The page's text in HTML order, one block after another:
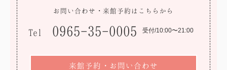
お問い合わせ・来館予約はこちらから
Tel 0965-35-0005 受付/10:00〜21:00
来館予約・お問い合わせ